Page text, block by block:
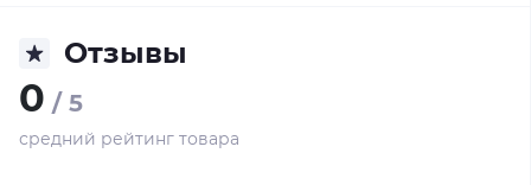
Отзывы
0 / 5
средний рейтинг товара